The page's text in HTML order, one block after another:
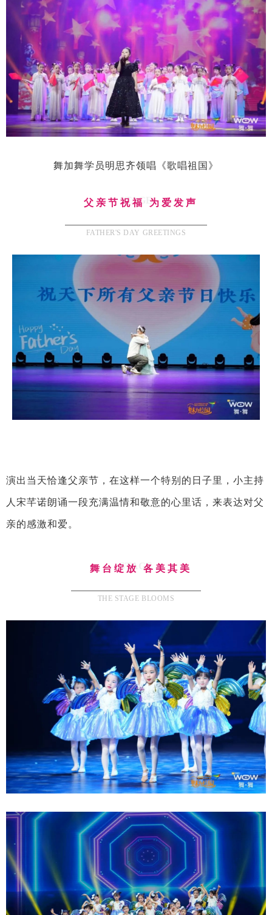
舞加舞学员明思齐领唱《歌唱祖国》
STAGE
父亲节祝福 为爱发声
FATHER'S DAY GREETINGS
演出当天恰逢父亲节，在这样一个特别的日子里，小主持
人宋芊诺朗诵一段充满温情和敬意的心里话，来表达对父
亲的感激和爱。
STAGE
舞台绽放 各美其美
THE STAGE BLOOMS